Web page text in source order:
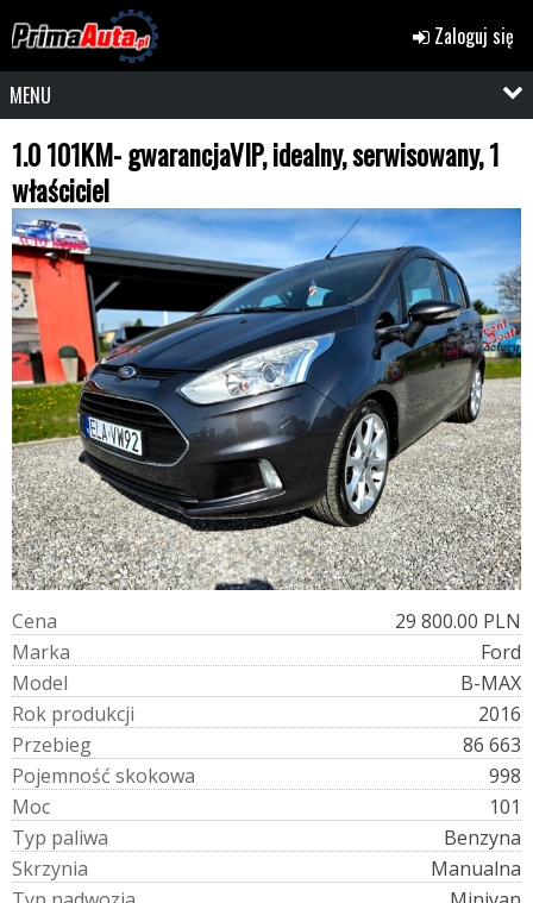
Zaloguj się
MENU
1.0 101KM- gwarancjaVIP, idealny, serwisowany, 1
właściciel
Cena
29 800.00 PLN
Marka
Ford
Model
B-MAX
Rok produkcji
2016
Przebieg
86 663
Pojemność skokowa
998
Moc
101
Typ paliwa
Benzyna
Skrzynia
Manualna